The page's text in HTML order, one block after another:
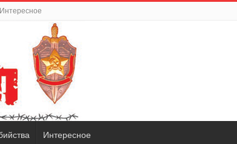
Интересное
Интересное